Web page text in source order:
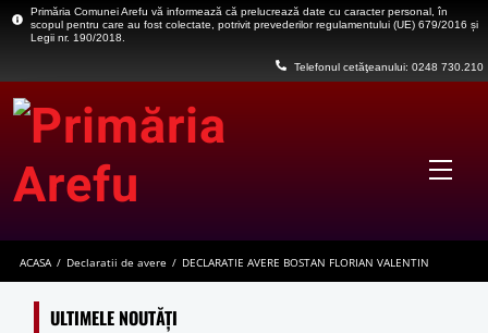
SkipPrimăria Comunei Arefu vă informează că prelucrează date cu caracter personal, în
scopul pentru care au fost colectate, potrivit prevederilor regulamentului (UE) 679/2016 și
Legii nr. 190/2018.
Telefonul cetăţeanului: 0248 730.210
ACASA / Declaratii de avere / DECLARATIE AVERE BOSTAN FLORIAN VALENTIN
ULTIMELE NOUTĂȚI